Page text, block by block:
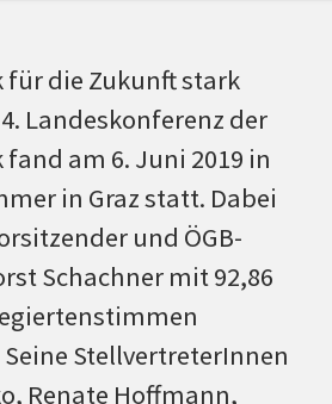
für die Zukunft stark
Landeskonferenz der
am 6. Juni 2019 in
in Graz statt. Dabei
und ÖGB-
Schachner mit 92,86
StellvertreterInnen
Renate Hoffmann,